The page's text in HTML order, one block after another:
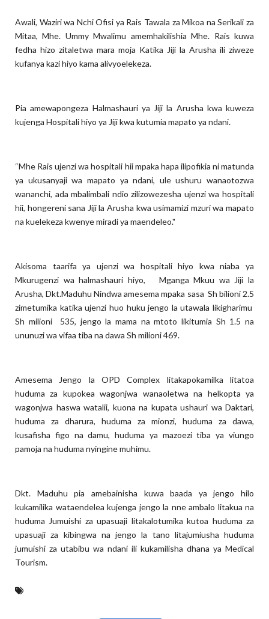
Awali, Waziri wa Nchi Ofisi ya Rais Tawala za Mikoa na Serikali za
Mitaa, Mhe. Ummy Mwalimu amemhakilishia Mhe. Rais kuwa
fedha hizo zitaletwa mara moja Katika Jiji la Arusha ili ziweze
kufanya kazi hiyo kama alivyoelekeza.
Pia amewapongeza Halmashauri ya Jiji la Arusha kwa kuweza
kujenga Hospitali hiyo ya Jiji kwa kutumia mapato ya ndani.
“Mhe Rais ujenzi wa hospitali hii mpaka hapa ilipofikia ni matunda
ya ukusanyaji wa mapato ya ndani, ule ushuru wanaotozwa
wananchi, ada mbalimbali ndio zilizowezesha ujenzi wa hospitali
hii, hongereni sana Jiji la Arusha kwa usimamizi mzuri wa mapato
na kuelekeza kwenye miradi ya maendeleo."
Akisoma taarifa ya ujenzi wa hospitali hiyo kwa niaba ya
Mkurugenzi wa halmashauri hiyo, Mganga Mkuu wa Jiji la
Arusha, Dkt.Maduhu Nindwa amesema mpaka sasa Sh bilioni 2.5
zimetumika katika ujenzi huo huku jengo la utawala likigharimu
Sh milioni 535, jengo la mama na mtoto likitumia Sh 1.5 na
ununuzi wa vifaa tiba na dawa Sh milioni 469.
Amesema Jengo la OPD Complex litakapokamilka litatoa
huduma za kupokea wagonjwa wanaoletwa na helkopta ya
wagonjwa haswa watalii, kuona na kupata ushauri wa Daktari,
huduma za dharura, huduma za mionzi, huduma za dawa,
kusafisha figo na damu, huduma ya mazoezi tiba ya viungo
pamoja na huduma nyingine muhimu.
Dkt. Maduhu pia amebainisha kuwa baada ya jengo hilo
kukamilika wataendelea kujenga jengo la nne ambalo litakua na
huduma Jumuishi za upasuaji litakalotumika kutoa huduma za
upasuaji za kibingwa na jengo la tano litajumiusha huduma
jumuishi za utabibu wa ndani ili kukamilisha dhana ya Medical
Tourism.